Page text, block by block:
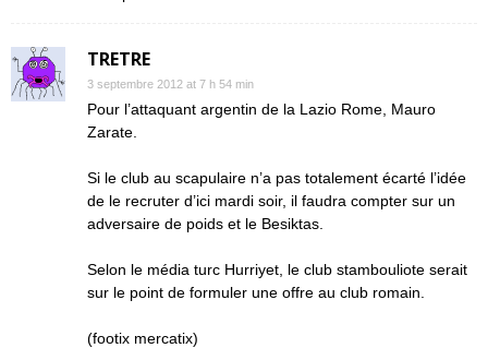
TRETRE
3 septembre 2012 at 7 h 54 min
Pour l’attaquant argentin de la Lazio Rome, Mauro
Zarate.
Si le club au scapulaire n’a pas totalement écarté l’idée
de le recruter d’ici mardi soir, il faudra compter sur un
adversaire de poids et le Besiktas.
Selon le média turc Hurriyet, le club stambouliote serait
sur le point de formuler une offre au club romain.
(footix mercatix)